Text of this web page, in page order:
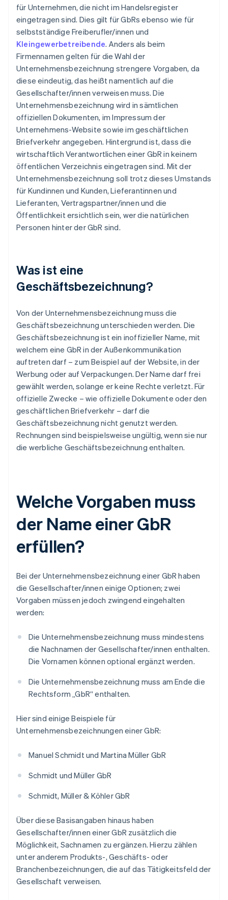
für Unternehmen, die nicht im Handelsregister
eingetragen sind. Dies gilt für GbRs ebenso wie für
selbstständige Freiberufler/innen und
Kleingewerbetreibende. Anders als beim
Firmennamen gelten für die Wahl der
Unternehmensbezeichnung strengere Vorgaben, da
diese eindeutig, das heißt namentlich auf die
Gesellschafter/innen verweisen muss. Die
Unternehmensbezeichnung wird in sämtlichen
offiziellen Dokumenten, im Impressum der
Unternehmens-Website sowie im geschäftlichen
Briefverkehr angegeben. Hintergrund ist, dass die
wirtschaftlich Verantwortlichen einer GbR in keinem
öffentlichen Verzeichnis eingetragen sind. Mit der
Unternehmensbezeichnung soll trotz dieses Umstands
für Kundinnen und Kunden, Lieferantinnen und
Lieferanten, Vertragspartner/innen und die
Öffentlichkeit ersichtlich sein, wer die natürlichen
Personen hinter der GbR sind.
Was ist eine
Geschäftsbezeichnung?
Von der Unternehmensbezeichnung muss die
Geschäftsbezeichnung unterschieden werden. Die
Geschäftsbezeichnung ist ein inoffizieller Name, mit
welchem eine GbR in der Außenkommunikation
auftreten darf – zum Beispiel auf der Website, in der
Werbung oder auf Verpackungen. Der Name darf frei
gewählt werden, solange er keine Rechte verletzt. Für
offizielle Zwecke – wie offizielle Dokumente oder den
geschäftlichen Briefverkehr – darf die
Geschäftsbezeichnung nicht genutzt werden.
Rechnungen sind beispielsweise ungültig, wenn sie nur
die werbliche Geschäftsbezeichnung enthalten.
Welche Vorgaben muss
der Name einer GbR
erfüllen?
Bei der Unternehmensbezeichnung einer GbR haben
die Gesellschafter/innen einige Optionen; zwei
Vorgaben müssen jedoch zwingend eingehalten
werden:
Die Unternehmensbezeichnung muss mindestens
die Nachnamen der Gesellschafter/innen enthalten.
Die Vornamen können optional ergänzt werden.
Die Unternehmensbezeichnung muss am Ende die
Rechtsform „GbR“ enthalten.
Hier sind einige Beispiele für
Unternehmensbezeichnungen einer GbR:
Manuel Schmidt und Martina Müller GbR
Schmidt und Müller GbR
Schmidt, Müller & Köhler GbR
Über diese Basisangaben hinaus haben
Gesellschafter/innen einer GbR zusätzlich die
Möglichkeit, Sachnamen zu ergänzen. Hierzu zählen
unter anderem Produkts-, Geschäfts- oder
Branchenbezeichnungen, die auf das Tätigkeitsfeld der
Gesellschaft verweisen.